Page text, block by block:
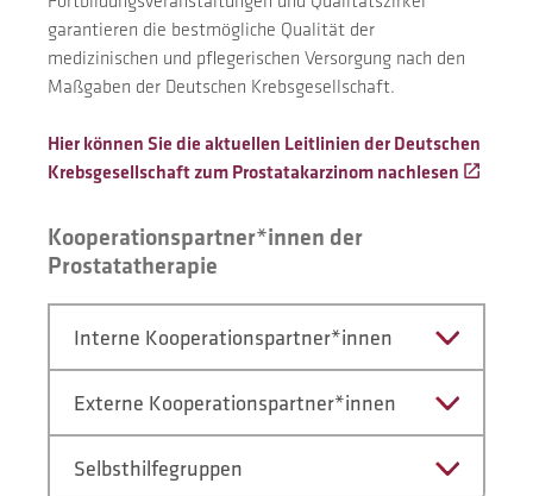
garantieren die bestmögliche Qualität der
medizinischen und pflegerischen Versorgung nach den
Maßgaben der Deutschen Krebsgesellschaft.
Hier können Sie die aktuellen Leitlinien der Deutschen
Krebsgesellschaft zum Prostatakarzinom nachlesen
Kooperationspartner*innen der
Prostatatherapie
Interne Kooperationspartner*innen
Externe Kooperationspartner*innen
Selbsthilfegruppen